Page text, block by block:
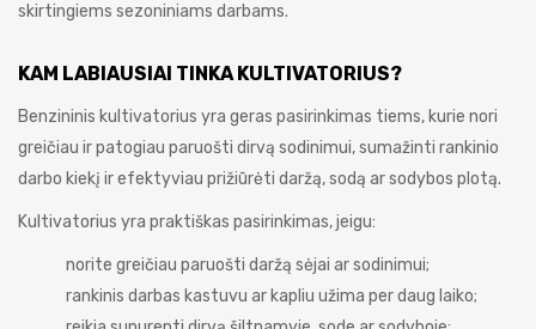
skirtingiems sezoniniams darbams.
KAM LABIAUSIAI TINKA KULTIVATORIUS?
Benzininis kultivatorius yra geras pasirinkimas tiems, kurie nori
greičiau ir patogiau paruošti dirvą sodinimui, sumažinti rankinio
darbo kiekį ir efektyviau prižiūrėti daržą, sodą ar sodybos plotą.
Kultivatorius yra praktiškas pasirinkimas, jeigu:
norite greičiau paruošti daržą sėjai ar sodinimui;
rankinis darbas kastuvu ar kapliu užima per daug laiko;